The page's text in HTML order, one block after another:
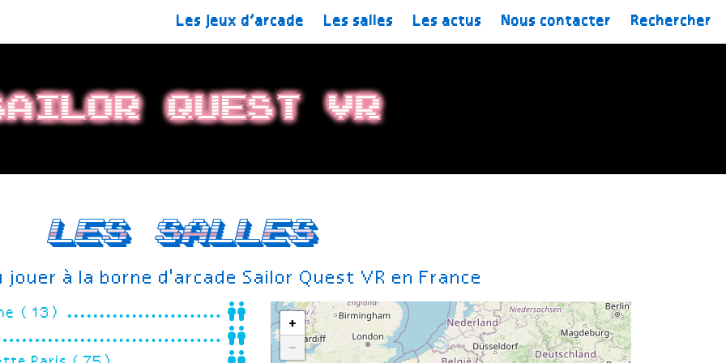
Les jeux d’arcade Les salles Les actus Nous contacter Rechercher
Quest VR
Les salles
jouer à la borne d'arcade Sailor Quest VR en France
(13)
+
−